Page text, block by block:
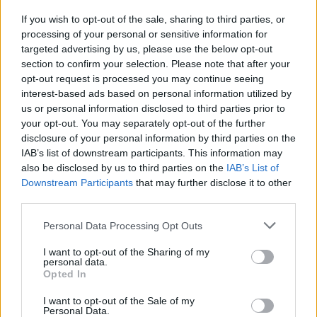
If you wish to opt-out of the sale, sharing to third parties, or
processing of your personal or sensitive information for
targeted advertising by us, please use the below opt-out
section to confirm your selection. Please note that after your
opt-out request is processed you may continue seeing
interest-based ads based on personal information utilized by
us or personal information disclosed to third parties prior to
your opt-out. You may separately opt-out of the further
disclosure of your personal information by third parties on the
IAB’s list of downstream participants. This information may
also be disclosed by us to third parties on the IAB’s List of
Downstream Participants that may further disclose it to other
Please note that this website/app uses one or more Google
not limited to your visit or usage behaviour. You may click to
grant or deny consent to Google and its third-party tags to
use your data for below specified purposes in below Google
consent section.
Personal Data Processing Opt Outs
I want to opt-out of the Sharing of my
personal data.
Opted In
I want to opt-out of the Sale of my
Personal Data.
DPCM, RENZI ATTACCA CONTE PER LE SCELTE
SULLA FASE 2
Precedente
CORONAVIRUS
Renzi contro
Conte: “In
Germania
riaprono, da noi
no, assurdo”
Successiva
CORONAVIRUS
Tare e Parolo
delusi: “Spadafora
non tutela gli
atleti”
POTREBBE INTERESSARTI
Fiumicino, squalo attacca un
5 anni fa